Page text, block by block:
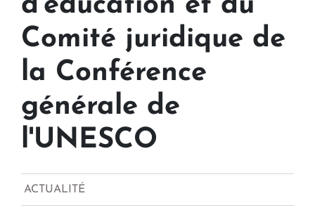
d'éducation et du
Comité juridique de
la Conférence
générale de
l'UNESCO
ACTUALITÉ